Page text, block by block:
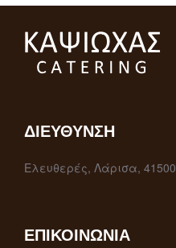
ΔΙΕΎΘΥΝΣΗ
Ελευθερές, Λάρισα, 41500
ΕΠΙΚΟΙΝΩΝΊΑ